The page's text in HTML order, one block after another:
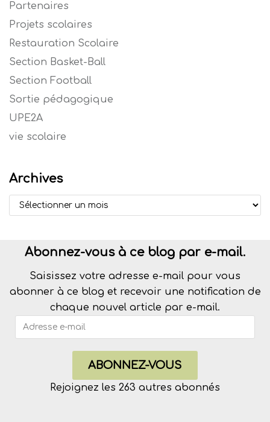
Partenaires
Projets scolaires
Restauration Scolaire
Section Basket-Ball
Section Football
Sortie pédagogique
UPE2A
vie scolaire
Archives
Abonnez-vous à ce blog par e-mail.
Saisissez votre adresse e-mail pour vous
abonner à ce blog et recevoir une notification de
chaque nouvel article par e-mail.
ABONNEZ-VOUS
Rejoignez les 263 autres abonnés